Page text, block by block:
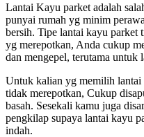
Lantai Kayu parket adalah
punyai rumah yg minim
bersih. Tipe lantai kayu parket
yg merepotkan, Anda cukup
dan mengepel, terutama untuk
Untuk kalian yg memilih lantai
tidak merepotkan, Cukup
basah. Sesekali kamu juga
pengkilap supaya lantai kayu
indah.